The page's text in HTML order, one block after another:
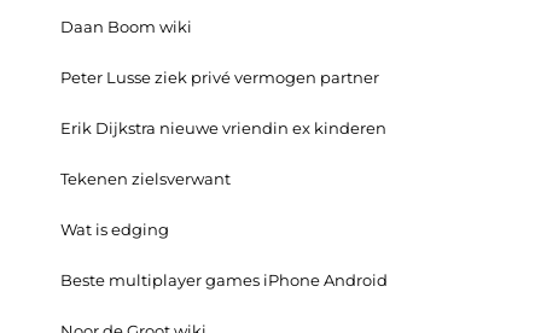
Daan Boom wiki
Peter Lusse ziek privé vermogen partner
Erik Dijkstra nieuwe vriendin ex kinderen
Tekenen zielsverwant
Wat is edging
Beste multiplayer games iPhone Android